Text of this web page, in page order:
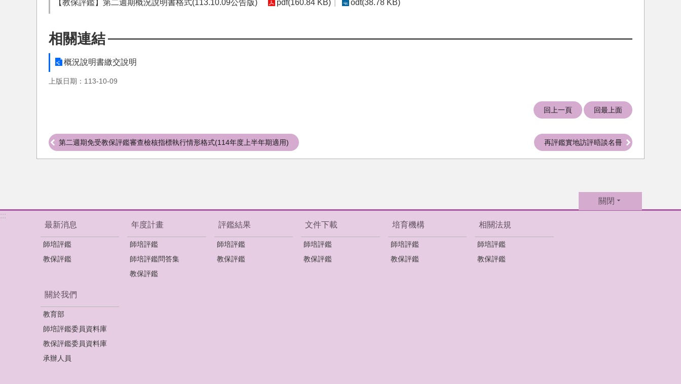
【教保評鑑】第二週期概況說明書格式(113.10.09公告版) pdf(160.84 KB) odt(38.78 KB)
相關連結
概況說明書繳交說明
上版日期：113-10-09
回上一頁 回最上面
第二週期免受教保評鑑審查檢核指標執行情形格式(114年度上半年期適用) 再評鑑實地訪評晤談名冊
關閉
:::
最新消息
師培評鑑
教保評鑑
年度計畫
師培評鑑
師培評鑑問答集
教保評鑑
評鑑結果
師培評鑑
教保評鑑
文件下載
師培評鑑
教保評鑑
培育機構
師培評鑑
教保評鑑
相關法規
師培評鑑
教保評鑑
關於我們
教育部
師培評鑑委員資料庫
教保評鑑委員資料庫
承辦人員